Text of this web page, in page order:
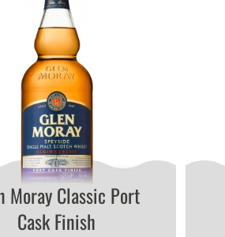
Moray Classic Port
Cask Finish